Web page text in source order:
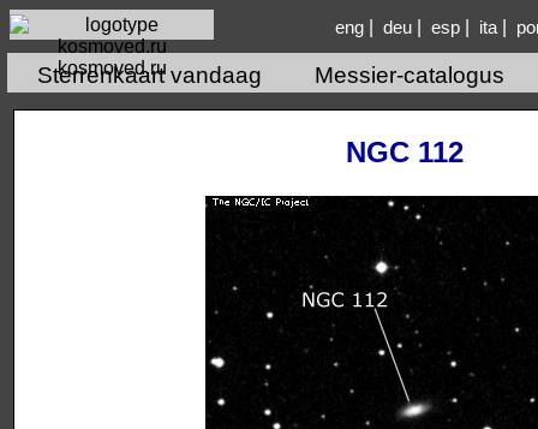
kosmoved.ru
eng| deu| esp| ita|
Sterrenkaart vandaag Messier-catalogus
NGC 112